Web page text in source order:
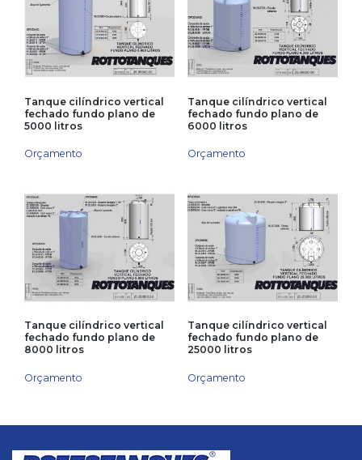
Tanque cilíndrico vertical
fechado fundo plano de
5000 litros
Orçamento
Tanque cilíndrico vertical
fechado fundo plano de
6000 litros
Orçamento
Tanque cilíndrico vertical
fechado fundo plano de
8000 litros
Orçamento
Tanque cilíndrico vertical
fechado fundo plano de
25000 litros
Orçamento